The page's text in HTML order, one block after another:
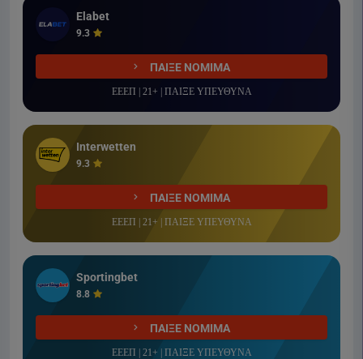
Elabet
9.3
ΠΑΙΞΕ ΝΟΜΙΜΑ
ΕΕΕΠ | 21+ | ΠΑΙΞΕ ΥΠΕΥΘΥΝΑ
Interwetten
9.3
ΠΑΙΞΕ ΝΟΜΙΜΑ
ΕΕΕΠ | 21+ | ΠΑΙΞΕ ΥΠΕΥΘΥΝΑ
Sportingbet
8.8
ΠΑΙΞΕ ΝΟΜΙΜΑ
ΕΕΕΠ | 21+ | ΠΑΙΞΕ ΥΠΕΥΘΥΝΑ